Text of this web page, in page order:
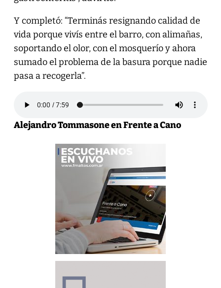
Y completó: “Terminás resignando calidad de
vida porque vivís entre el barro, con alimañas,
soportando el olor, con el mosquerío y ahora
sumado el problema de la basura porque nadie
pasa a recogerla”.
Alejandro Tommasone en Frente a Cano